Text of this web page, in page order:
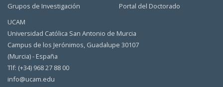
Grupos de Investigación
Portal del Doctorado
UCAM
Universidad Católica San Antonio de Murcia
Campus de los Jerónimos, Guadalupe 30107
(Murcia) - España
Tlf: (+34) 968 27 88 00
info@ucam.edu